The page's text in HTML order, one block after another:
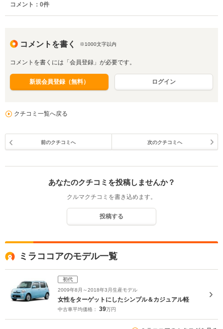
コメント： 0件
コメントを書く ※1000文字以内
コメントを書くには「会員登録」が必要です。
新規会員登録（無料） ログイン
クチコミ一覧へ戻る
前のクチコミへ 次のクチコミへ
あなたのクチコミを投稿しませんか？
クルマクチコミを書き込めます。
投稿する
ミラココアのモデル一覧
初代
2009年8月～2018年3月生産モデル
女性をターゲットにしたシンプル＆カジュアル軽
中古車平均価格： 39万円